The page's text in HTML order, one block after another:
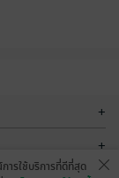
+
+
ารใช้บริการที่ดีที่สุด